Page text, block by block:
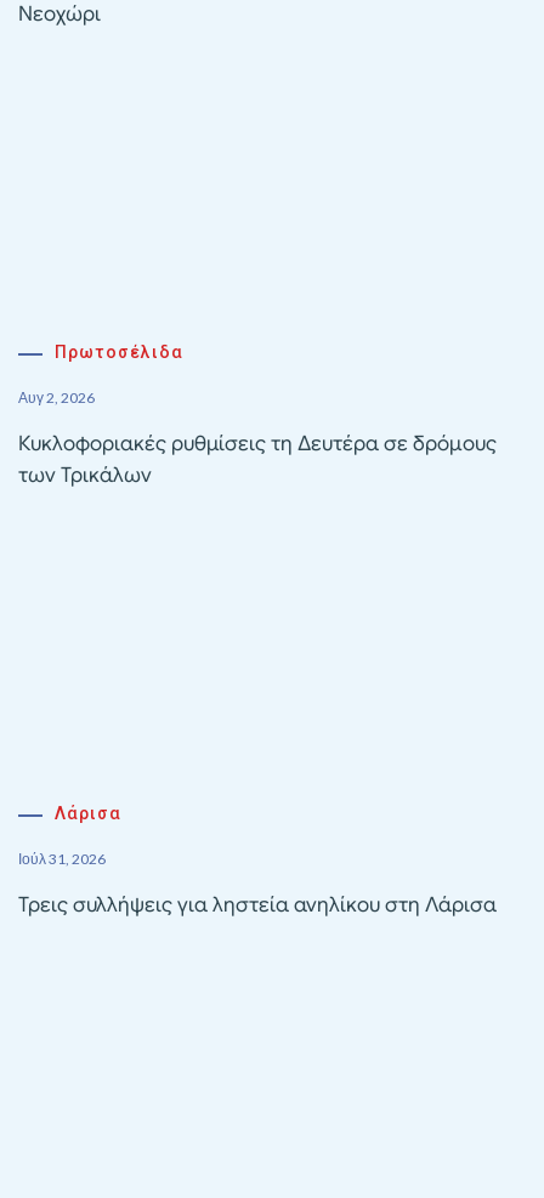
Νεοχώρι
Πρωτοσέλιδα
Αυγ 2, 2026
Κυκλοφοριακές ρυθμίσεις τη Δευτέρα σε δρόμους
των Τρικάλων
Λάρισα
Ιούλ 31, 2026
Τρεις συλλήψεις για ληστεία ανηλίκου στη Λάρισα